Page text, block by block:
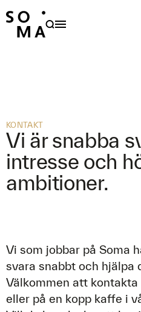
FAMILJER
NYHETER
PROJEKT
KONTAKT
KONTAKT
Vi är snabba
intresse och
ambitioner.
Vi som jobbar på Soma
svara snabbt och hjälpa
Välkommen att
eller på en kopp kaffe i